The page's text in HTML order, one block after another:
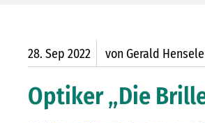
28. Sep 2022 von Gerald
Optiker „Die